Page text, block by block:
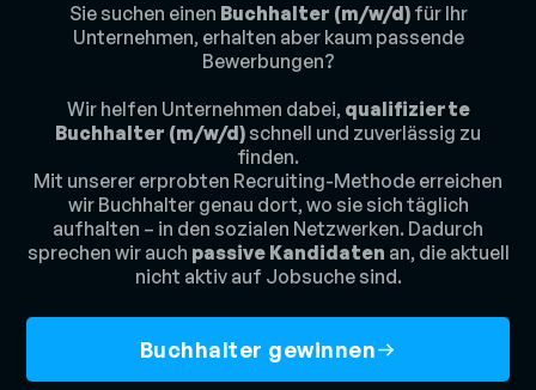
Sie suchen einen Buchhalter (m/w/d)für Ihr
Unternehmen, erhalten aber kaum passende
Bewerbungen?
Wir helfen Unternehmen dabei, qualifizierte
Buchhalter (m/w/d)schnell und zuverlässig zu
finden.
Mit unserer erprobten Recruiting-Methode erreichen
wir Buchhalter genau dort, wo sie sich täglich
aufhalten – in den sozialen Netzwerken. Dadurch
sprechen wir auch passive Kandidaten an, die aktuell
nicht aktiv auf Jobsuche sind.
Buchhalter gewinnen